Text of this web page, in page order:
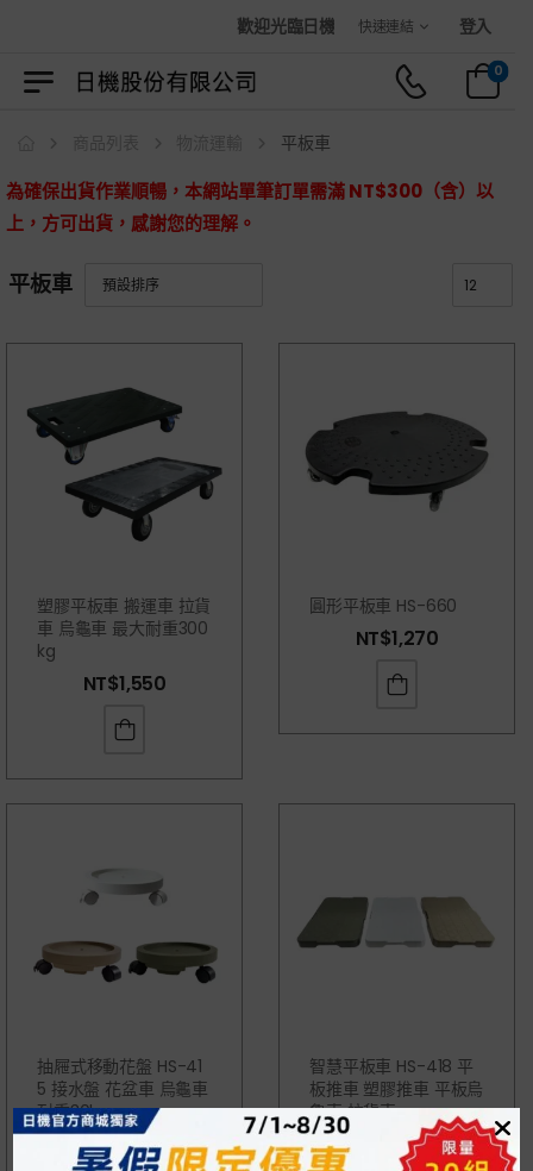
歡迎光臨日機官方購物商城！
快速連結 登入
0
平板車
為確保出貨作業順暢，本網站單筆訂單需滿 NT$300（含）以
上，方可出貨，感謝您的理解。
平板車
塑膠平板車 搬運車 拉貨
車 烏龜車 最大耐重300
Kg
NT$1,550
圓形平板車 HS-660
NT$1,270
抽屜式移動花盤 HS-41
5 接水盤 花盆車 烏龜車
耐重30kg
NT$325
智慧平板車 HS-418 平
板推車 塑膠推車 平板烏
龜車 拉貨車
410